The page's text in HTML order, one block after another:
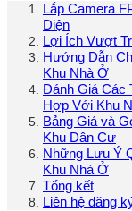
Lắp Camera
Diện
Lợi Ích Vượt
Hướng Dẫn
Khu Nhà Ở
Đánh Giá Các
Hợp Với Khu
Bảng Giá và
Khu Dân Cư
Những Lưu Ý
Khu Nhà Ở
Tổng kết
Liên hệ đăng